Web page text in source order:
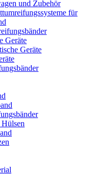
und Zubehör
für
Geräte
Geräte